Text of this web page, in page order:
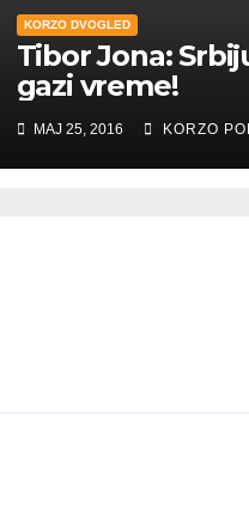
KORZO DVOGLED
Tibor Jona:
gazi vreme!
МАЈ 25, 2016 KORZO